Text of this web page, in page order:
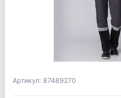
Артикул: 87489270